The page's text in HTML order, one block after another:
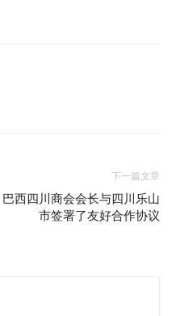
下一篇文章
巴西四川商会会长与四川乐山
市签署了友好合作协议